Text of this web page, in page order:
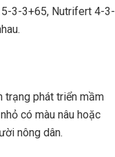
5-3-3+65, Nutrifert 4-3-
trạng phát triển mầm
có màu nâu hoặc
nông dân.